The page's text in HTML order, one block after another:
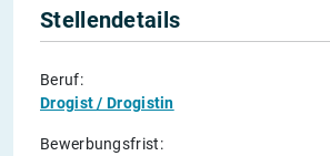
Stellendetails
Beruf:
Drogist / Drogistin
Bewerbungsfrist: